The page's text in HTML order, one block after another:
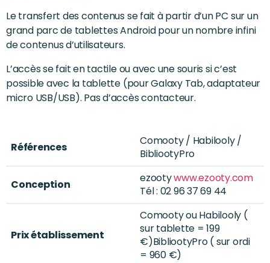
Le transfert des contenus se fait à partir d’un PC sur un
grand parc de tablettes Android pour un nombre infini
de contenus d’utilisateurs.
L’accès se fait en tactile ou avec une souris si c’est
possible avec la tablette (pour Galaxy Tab, adaptateur
micro USB/USB). Pas d’accès contacteur.
Références
Comooty / Habilooly /
BibliootyPro
Conception ezootywww.ezooty.com
Tél : 02 96 37 69 44
Prix établissement
Comooty ou Habilooly (
sur tablette = 199
€)BibliootyPro ( sur ordi
= 960 €)